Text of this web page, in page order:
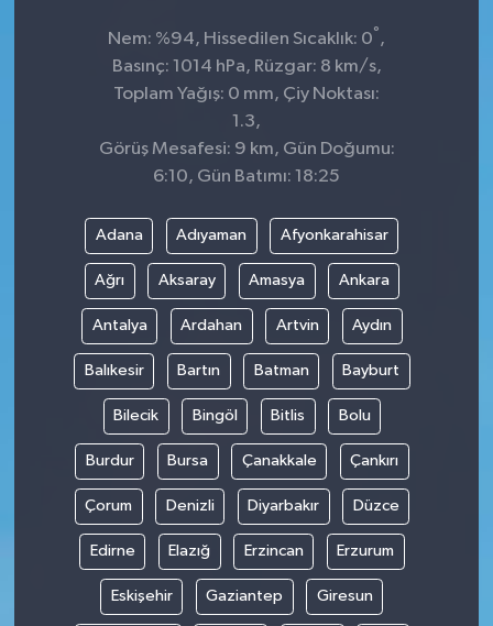
Nem: %94, Hissedilen Sıcaklık: 0° ,
Basınç: 1014 hPa, Rüzgar: 8 km/s,
Toplam Yağış: 0 mm, Çiy Noktası:
1.3,
Görüş Mesafesi: 9 km, Gün Doğumu:
6:10, Gün Batımı: 18:25
Adana Adıyaman Afyonkarahisar
Ağrı Aksaray Amasya Ankara
Antalya Ardahan Artvin Aydın
Balıkesir Bartın Batman Bayburt
Bilecik Bingöl Bitlis Bolu
Burdur Bursa Çanakkale Çankırı
Çorum Denizli Diyarbakır Düzce
Edirne Elazığ Erzincan Erzurum
Eskişehir Gaziantep Giresun